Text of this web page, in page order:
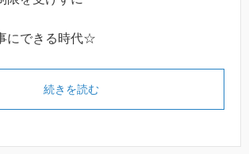
にできる時代☆
続きを読む